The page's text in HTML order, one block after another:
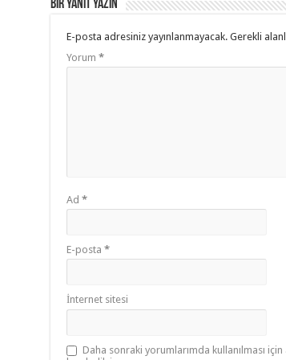
k
Bir yanıt yazın
E-posta adresiniz yayınlanmayacak. Gerekli
Yorum *
Ad *
E-posta *
İnternet sitesi
Daha sonraki yorumlarımda kullanılması